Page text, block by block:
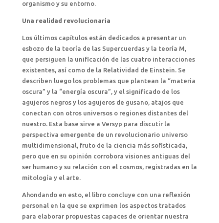
organismo y su entorno.
Una realidad revolucionaria
Los últimos capítulos están dedicados a presentar un
esbozo de la teoría de las Supercuerdas y la teoría M,
que persiguen la unificación de las cuatro interacciones
existentes, así como de la Relatividad de Einstein. Se
describen luego los problemas que plantean la “materia
oscura” y la “energía oscura”, y el significado de los
agujeros negros y los agujeros de gusano, atajos que
conectan con otros universos o regiones distantes del
nuestro. Esta base sirve a Versyp para discutir la
perspectiva emergente de un revolucionario universo
multidimensional, fruto de la ciencia más sofisticada,
pero que en su opinión corrobora visiones antiguas del
ser humano y su relación con el cosmos, registradas en la
mitología y el arte.
Ahondando en esto, el libro concluye con una reflexión
personal en la que se exprimen los aspectos tratados
para elaborar propuestas capaces de orientar nuestra